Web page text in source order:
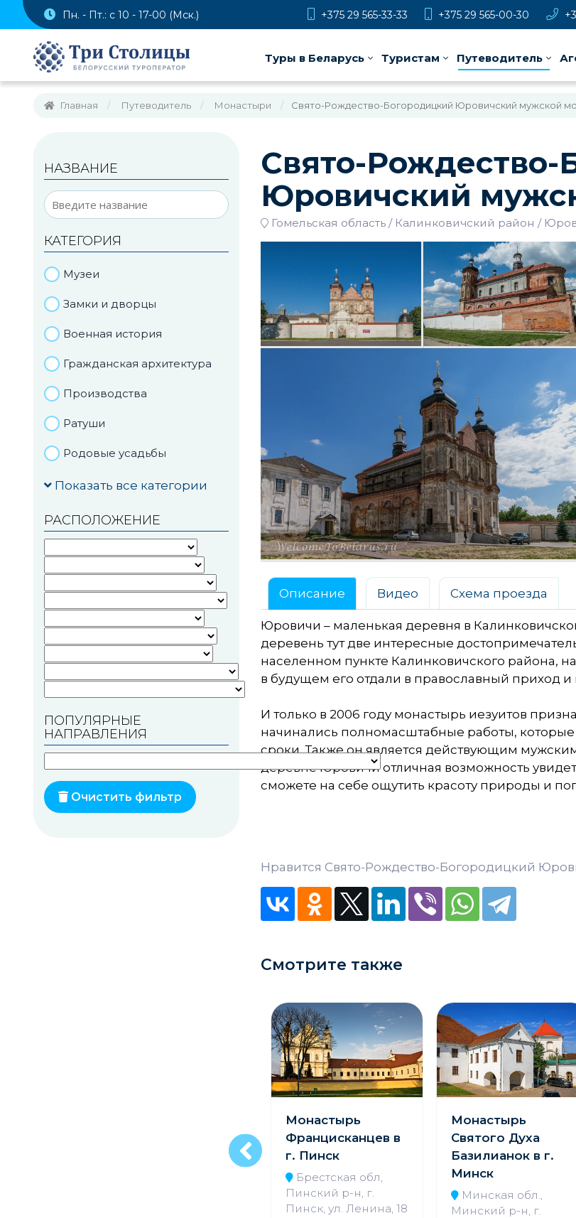
Пн. - Пт.: с 10 - 17-00 (Мск.) +375 29 565-33-33 +375 29 565-00-30
Туры в Беларусь Туристам Путеводитель
Главная Путеводитель Монастыри Свято-Рождество-Богородицкий Юровичский мужской
НАЗВАНИЕ
КАТЕГОРИЯ
Музеи
Замки и дворцы
Военная история
Гражданская архитектура
Производства
Ратуши
Родовые усадьбы
Садово-парковая
Национальные парки и
заказники
Озера и водоемы
Памятники археологии
Памятники геодезии
Памятники известным
людям
Монастыри
Показать все категории
РАСПОЛОЖЕНИЕ
ПОПУЛЯРНЫЕ
НАПРАВЛЕНИЯ
Очистить фильтр
Свято-Рождество-
Юровичский
Гомельская область Калинковичский район
Описание Видео Схема проезда
Юровичи – маленькая деревня в
деревень тут две интересные
населенном пункте Калинковичского района,
в будущем его отдали в православный приход
И только в 2006 году монастырь иезуитов
начинались полномасштабные работы,
сроки. Также он является действующим
деревне Юровичи отличная возможность
сможете на себе ощутить красоту природы и
Нравится Свято-Рождество-Богородицкий
Смотрите также
Евфросиньевский
Монастырь
Францисканцев в
г. Пинск
Брестская обл,
Пинский р-н, г.
Пинск, ул. Ленина, 18
Монастырь
Святого Духа
Базилианок в г.
Минск
Минская обл.,
Минский р-н, г.